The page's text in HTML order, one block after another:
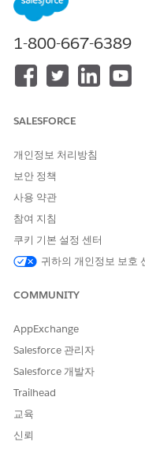
방문을 만듭니다.
규정 준수 활동 수집
계정 준수 탭에서 각
여 모든 계정 준수 레
에는 예정, 곧 만기, 지
경우 방문을 만들고 방
달할 경우 방문을 만들
이 기사를
개선을
1-800-667-6389
SALESFORCE
개인정보 처리방침
보안 정책
사용 약관
참여 지침
쿠키 기본 설정 센터
귀하의 개인정보 보호
COMMUNITY
AppExchange
Salesforce 관리자
Salesforce 개발자
Trailhead
교육
신뢰